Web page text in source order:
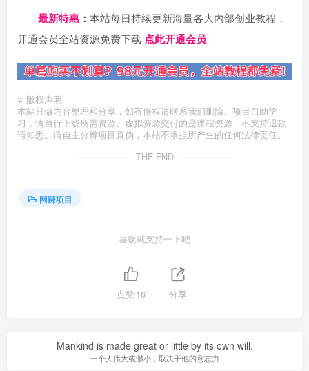
最新特惠 ： 本站每日持续更新海量各大内部创业教程，
开通会员全站资源免费下载 点此开通会员
© 版权声明
本站只做内容整理和分享，如有侵权请联系我们删除。项目自助学
习，请自行下载所需资源。虚拟资源交付的是课程资源，不支持退款
请知悉。请自主分辨项目真伪，本站不承担所产生的任何法律责任。
THE END
网赚项目
喜欢就支持一下吧
点赞16 分享
Mankind is made great or little by its own will.
一个人伟大或渺小，取决于他的意志力